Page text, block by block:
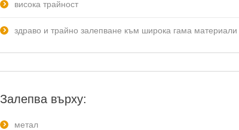
висока трайност
здраво и трайно залепване към широка гама материали
Залепва върху:
метал